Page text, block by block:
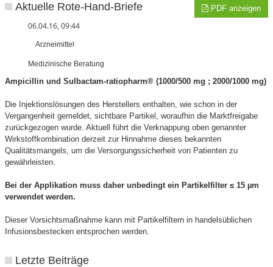
PDF anzeigen
Aktuelle Rote-Hand-Briefe
06.04.16, 09:44
Arzneimittel
Medizinische Beratung
Ampicillin und Sulbactam-ratiopharm® (1000/500 mg ; 2000/1000 mg)
Die Injektionslösungen des Herstellers enthalten, wie schon in der
Vergangenheit gemeldet, sichtbare Partikel, woraufhin die Marktfreigabe
zurückgezogen wurde. Aktuell führt die Verknappung oben genannter
Wirkstoffkombination derzeit zur Hinnahme dieses bekannten
Qualitätsmangels, um die Versorgungssicherheit von Patienten zu
gewährleisten.
Bei der Applikation muss daher unbedingt ein Partikelfilter ≤ 15 µm
verwendet werden.
Dieser Vorsichtsmaßnahme kann mit Partikelfiltern in handelsüblichen
Infusionsbestecken entsprochen werden.
Letzte Beiträge